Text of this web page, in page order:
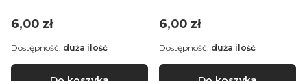
Cena
6,00 zł
Dostępność: duża ilość
Cena
6,00 zł
Dostępność: duża ilość